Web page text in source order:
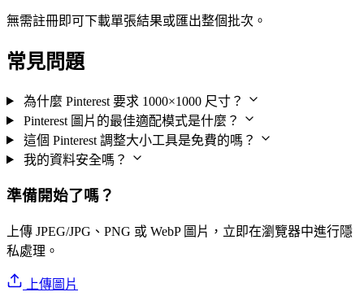
無需註冊即可下載單張結果或匯出整個批次。
常見問題
為什麼 Pinterest 要求 1000×1000 尺寸？
Pinterest 圖片的最佳適配模式是什麼？
這個 Pinterest 調整大小工具是免費的嗎？
我的資料安全嗎？
準備開始了嗎？
上傳 JPEG/JPG、PNG 或 WebP 圖片，立即在瀏覽器中進行隱
私處理。
上傳圖片